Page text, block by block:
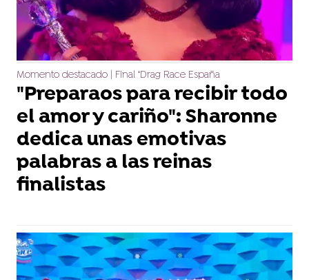
Momento destacado | Final ‘Drag Race España
"Preparaos para recibir todo
el amor y cariño": Sharonne
dedica unas emotivas
palabras a las reinas
finalistas